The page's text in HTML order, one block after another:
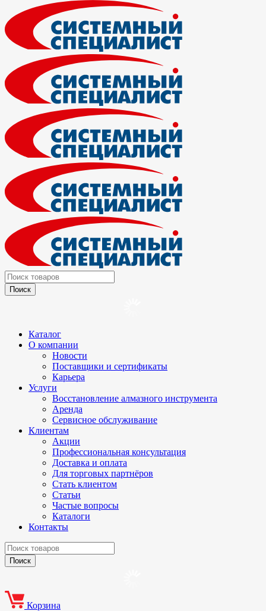
Каталог
О компании
Новости
Поставщики и сертификаты
Карьера
Услуги
Восстановление алмазного инструмента
Аренда
Сервисное обслуживание
Клиентам
Акции
Профессиональная консультация
Доставка и оплата
Для торговых партнёров
Стать клиентом
Статьи
Частые вопросы
Каталоги
Контакты
Корзина